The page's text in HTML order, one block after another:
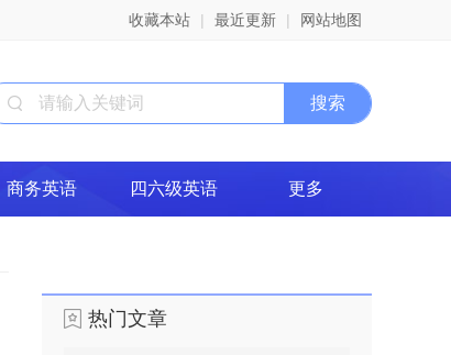
收藏本站 | 最近更新 | 网站地图
商务英语 四六级英语 更多
热门文章